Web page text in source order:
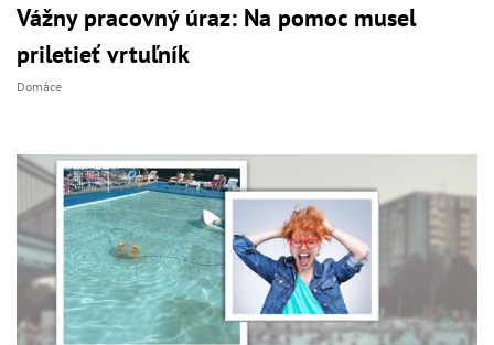
Vážny pracovný úraz: Na pomoc musel
priletieť vrtuľník
Domáce